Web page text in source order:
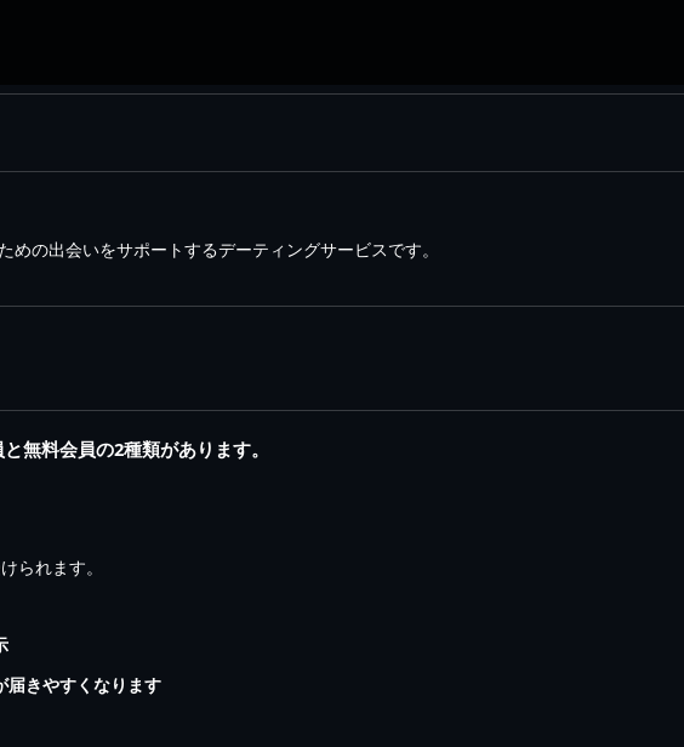
の出会いをサポートするデーティングサービスです。
無料会員の2種類があります。
られます。
届きやすくなります